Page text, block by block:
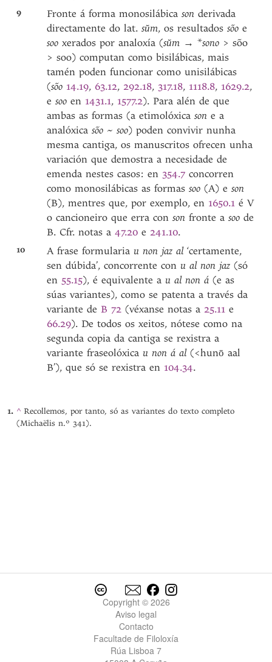
9 Fronte á forma monosilábicason derivada
directamente do lat.sŭm, os resultadossõoe
soo xerados por analoxía (sŭm → *sono > sõo
> soo) computan como bisilábicas, mais
tamén poden funcionar como unisilábicas
(sõo 14.19, 63.12, 292.18, 317.18, 1118.8, 1629.2,
esooen 1431.1, 1577.2). Para alén de que
ambas as formas (a etimolóxicasone a
analóxicasõo ~ soo) poden convivir nunha
mesma cantiga, os manuscritos ofrecen unha
variación que demostra a necesidade de
emenda nestes casos: en 354.7 concorren
como monosilábicas as formassoo(A) eson
(B), mentres que, por exemplo, en 1650.1 é V
o cancioneiro que erra consonfronte asoode
B. Cfr. notas a47.20 e 241.10.
10 A frase formulariau non jaz al‘certamente,
sen dúbida’, concorrente conu al non jaz (só
en 55.15), é equivalente au al non á (e as
súas variantes), como se patenta a través da
variante deB 72 (véxanse notas a 25.11 e
66.29). De todos os xeitos, nótese como na
segunda copia da cantiga se rexistra a
variante fraseolóxicau non á al(<hunō aal
B’), que só se rexistra en 104.34.
^ Recollemos, por tanto, só as variantes do texto completo
(Michaëlis n.º 341).
Copyright © 2026
Aviso legal
Contacto
Facultade de Filoloxía
Rúa Lisboa 7